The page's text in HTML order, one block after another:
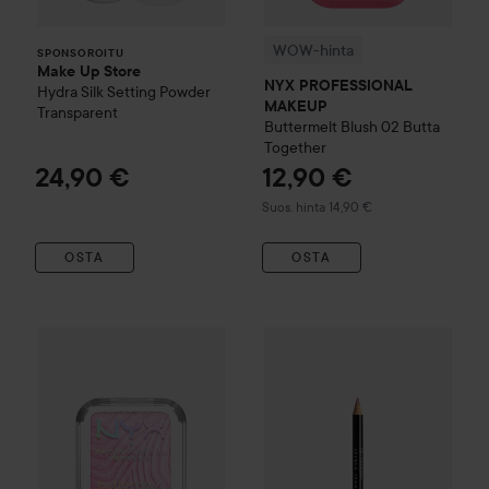
SPONSOROITU
Make Up Store
Hydra Silk Setting Powder
Transparent
24,90 €
OSTA
WOW-hinta
NYX PROFESSIONAL
MAKEUP
Buttermelt Blush 02 Butta
Together
12,90 €
Suos. hinta 14,90 €
Suositeltu hinta 14,90 €
OSTA